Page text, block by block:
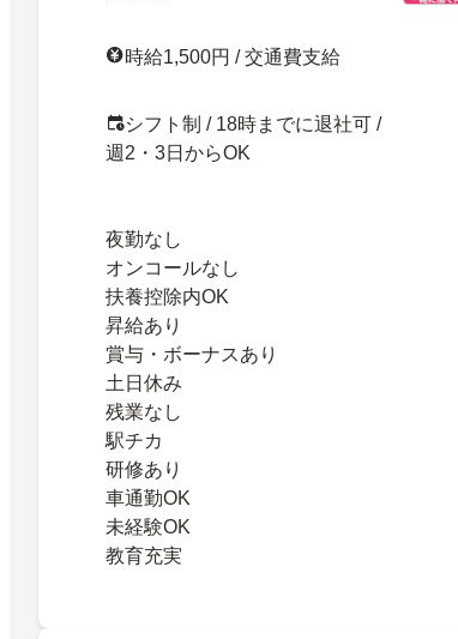
時給1,500円 / 交通費支給
シフト制 / 18時までに退社可 /
週2・3日からOK
夜勤なし
オンコールなし
扶養控除内OK
昇給あり
賞与・ボーナスあり
土日休み
残業なし
駅チカ
研修あり
車通勤OK
未経験OK
教育充実